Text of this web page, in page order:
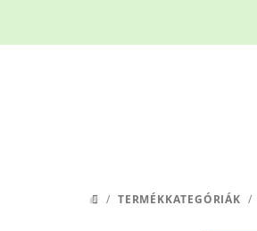
KEZDŐLAP
/ TERMÉKKATEGÓRIÁK /